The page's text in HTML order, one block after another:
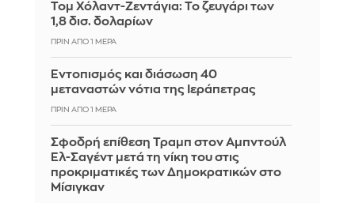
Τομ Χόλαντ-Ζεντάγια: Το ζευγάρι των
1,8 δισ. δολαρίων
ΠΡΙΝ ΑΠΌ 1 ΜΈΡΑ
Εντοπισμός και διάσωση 40
μεταναστών νότια της Ιεράπετρας
ΠΡΙΝ ΑΠΌ 1 ΜΈΡΑ
Σφοδρή επίθεση Τραμπ στον Αμπντούλ
Ελ-Σαγέντ μετά τη νίκη του στις
προκριματικές των Δημοκρατικών στο
Μίσιγκαν